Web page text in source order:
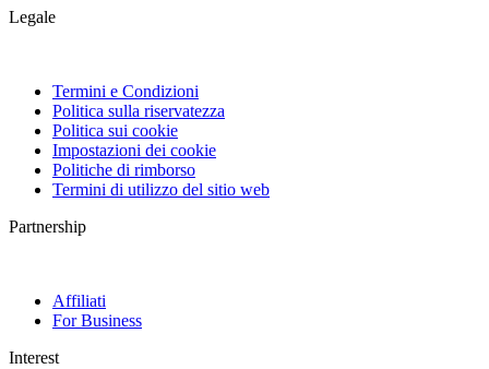
Legale
Termini e Condizioni
Politica sulla riservatezza
Politica sui cookie
Impostazioni dei cookie
Politiche di rimborso
Termini di utilizzo del sitio web
Partnership
Affiliati
For Business
Interest